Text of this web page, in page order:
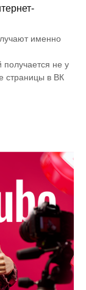
именно
получается не у
страницы в ВК